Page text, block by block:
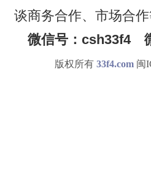
谈商务合作、市场合
微信号：csh33f4
版权所有 33f4.com 闽